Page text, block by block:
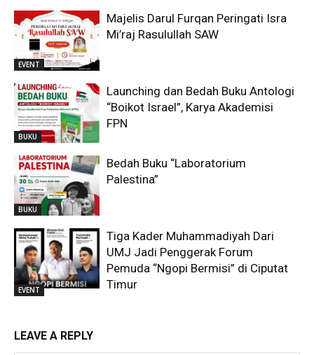
EVENT
Majelis Darul Furqan Peringati Isra
Mi’raj Rasulullah SAW
BUKU
Launching dan Bedah Buku Antologi
“Boikot Israel”, Karya Akademisi
FPN
BUKU
Bedah Buku “Laboratorium
Palestina”
EVENT
Tiga Kader Muhammadiyah Dari
UMJ Jadi Penggerak Forum
Pemuda “Ngopi Bermisi” di Ciputat
Timur
LEAVE A REPLY